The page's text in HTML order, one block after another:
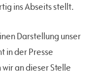
ins Abseits stellt.
Darstellung unser
in der Presse
an dieser Stelle